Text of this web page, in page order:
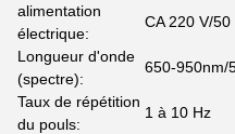
alimentation
électrique:
CA 220 V/50
Longueur d'onde
(spectre):
650-950nm/
Taux de répétition
du pouls:
1 à 10 Hz